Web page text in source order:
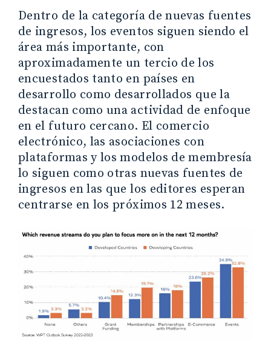
Dentro de la categoría de nuevas fuentes
de ingresos, los eventos siguen siendo el
área más importante, con
aproximadamente un tercio de los
encuestados tanto en países en
desarrollo como desarrollados que la
destacan como una actividad de enfoque
en el futuro cercano. El comercio
electrónico, las asociaciones con
plataformas y los modelos de membresía
lo siguen como otras nuevas fuentes de
ingresos en las que los editores esperan
centrarse en los próximos 12 meses.